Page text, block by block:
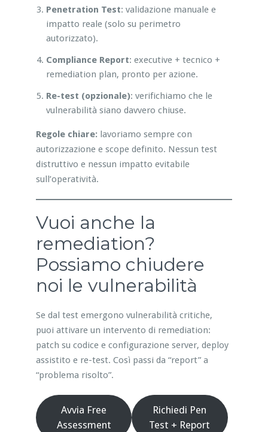
Penetration Test: validazione manuale e
impatto reale (solo su perimetro
autorizzato).
Compliance Report: executive + tecnico +
remediation plan, pronto per azione.
Re-test (opzionale): verifichiamo che le
vulnerabilità siano davvero chiuse.
Regole chiare: lavoriamo sempre con
autorizzazione e scope definito. Nessun test
distruttivo e nessun impatto evitabile
sull’operatività.
Vuoi anche la
remediation?
Possiamo chiudere
noi le vulnerabilità
Se dal test emergono vulnerabilità critiche,
puoi attivare un intervento di remediation:
patch su codice e configurazione server, deploy
assistito e re-test. Così passi da “report” a
“problema risolto”.
Avvia Free
Assessment
Richiedi Pen
Test + Report